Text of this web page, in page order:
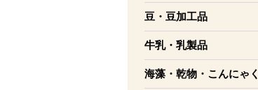
豆・豆加工品
を開く
牛乳・乳製品
を開く
海藻・乾物・こんにゃく
を開く